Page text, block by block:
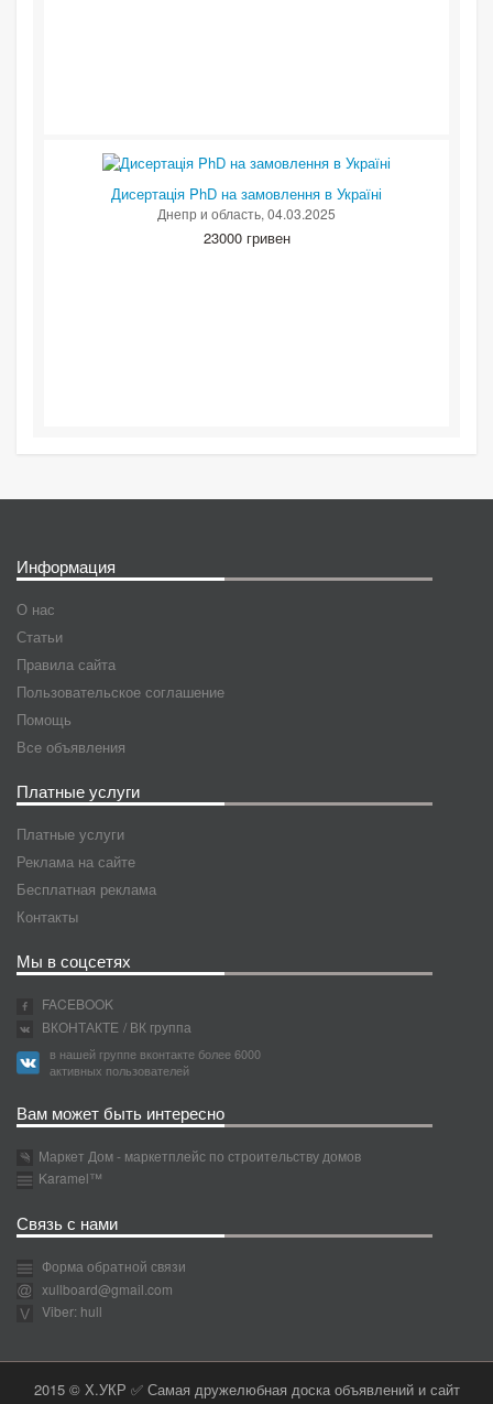
Дисертація PhD на замовлення в Україні
Днепр и область, 04.03.2025
23000 гривен
Информация
О нас
Статьи
Правила сайта
Пользовательское соглашение
Помощь
Все объявления
Платные услуги
Платные услуги
Реклама на сайте
Бесплатная реклама
Контакты
Мы в соцсетях
FACEBOOK
ВКОНТАКТЕ / ВК группа
в нашей группе вконтакте более 6000
активных пользователей
Вам может быть интересно
Маркет Дом - маркетплейс по строительству домов
Karamel™
Связь с нами
Форма обратной связи
xullboard@gmail.com
Viber: hull
2015 © Х.УКР ✅ Самая дружелюбная доска объявлений и сайт